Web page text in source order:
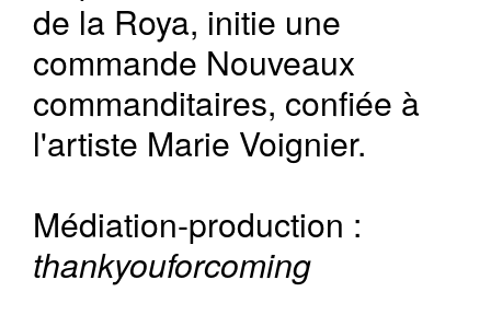
de la Roya, initie une
commande Nouveaux
commanditaires, confiée à
l'artiste Marie Voignier.
Médiation-production :
thankyouforcoming